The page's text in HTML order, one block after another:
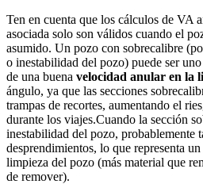
Ten en cuenta que los cálculos de VA
asociada solo son válidos cuando el
asumido. Un pozo con sobrecalibre
o inestabilidad del pozo) puede ser
de una buena velocidad anular en la
ángulo, ya que las secciones
trampas de recortes, aumentando el
durante los viajes.Cuando la sección
inestabilidad del pozo, probablemente
desprendimientos, lo que representa
limpieza del pozo (más material que
de remover).